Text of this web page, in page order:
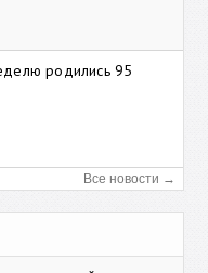
родились 95
Все новости →